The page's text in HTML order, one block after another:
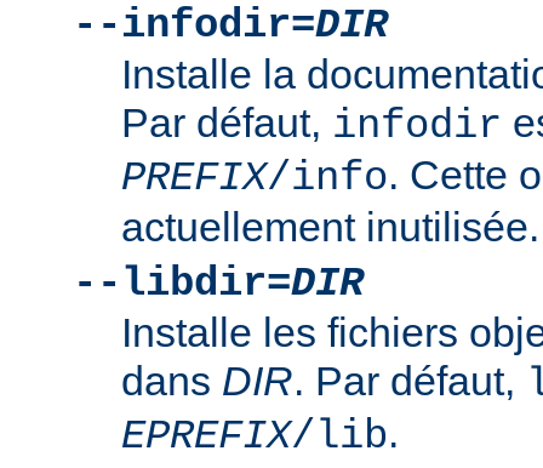
--infodir=DIR
Installe la
Par défaut, infodir
PREFIX/info. Cette
actuellement inutilisée.
--libdir=DIR
Installe les fichiers
dans DIR. Par défaut,
EPREFIX/lib.